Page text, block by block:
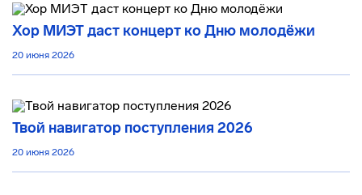
Хор МИЭТ даст концерт ко Дню молодёжи
20 июня 2026
Твой навигатор поступления 2026
20 июня 2026